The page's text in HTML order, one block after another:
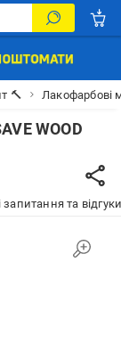
🔨 Лакофарбові
WOOD
запитання та